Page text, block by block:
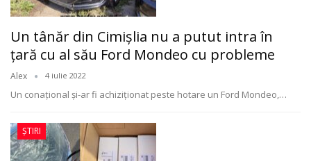
Un tânăr din Cimişlia nu a putut intra în
ţară cu al său Ford Mondeo cu probleme
Alex 4 iulie 2022
Un conațional și-ar fi achiziționat peste hotare un Ford Mondeo,…
ȘTIRI